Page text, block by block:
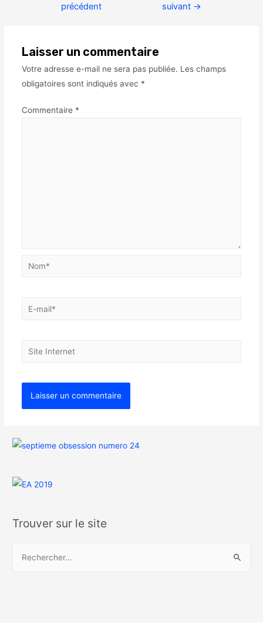
précédent
suivant →
Laisser un commentaire
Votre adresse e-mail ne sera pas publiée. Les champs
obligatoires sont indiqués avec *
Commentaire *
Trouver sur le site